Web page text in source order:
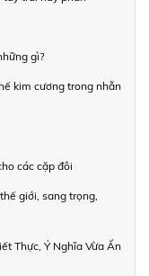
gì?
kim cương trong nhẫn
các cặp đôi
giới, sang trọng,
Thực, Ý Nghĩa Vừa Ấn